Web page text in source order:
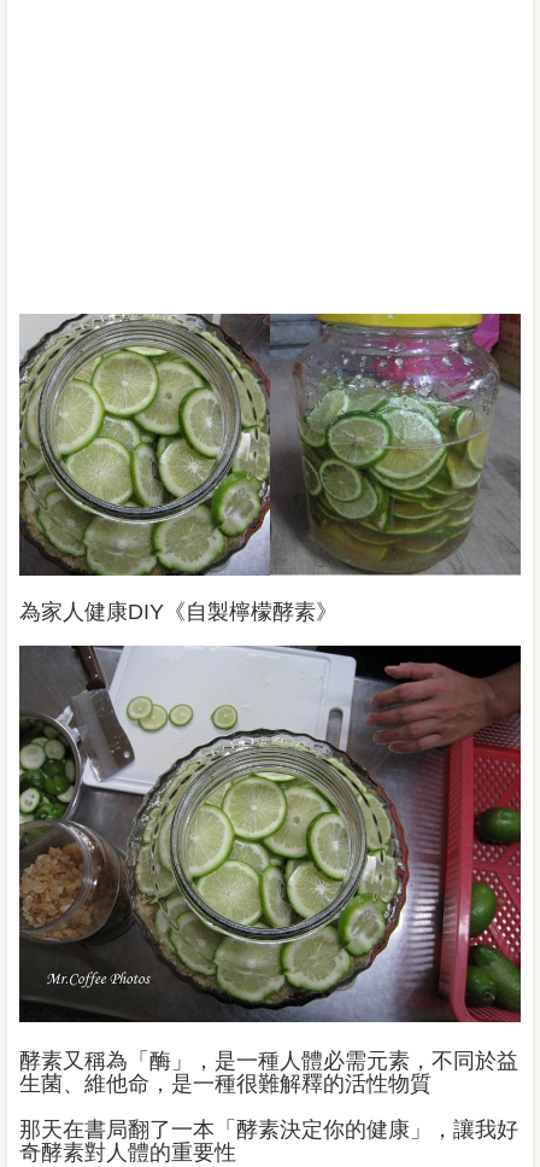
為家人健康DIY《自製檸檬酵素》
酵素又稱為「酶」，是一種人體必需元素，不同於益
生菌、維他命，是一種很難解釋的活性物質
那天在書局翻了一本「酵素決定你的健康」，讓我好
奇酵素對人體的重要性